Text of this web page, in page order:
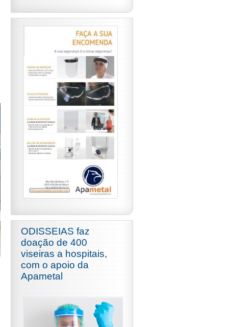
ODISSEIAS faz
doação de 400
viseiras a hospitais,
com o apoio da
Apametal